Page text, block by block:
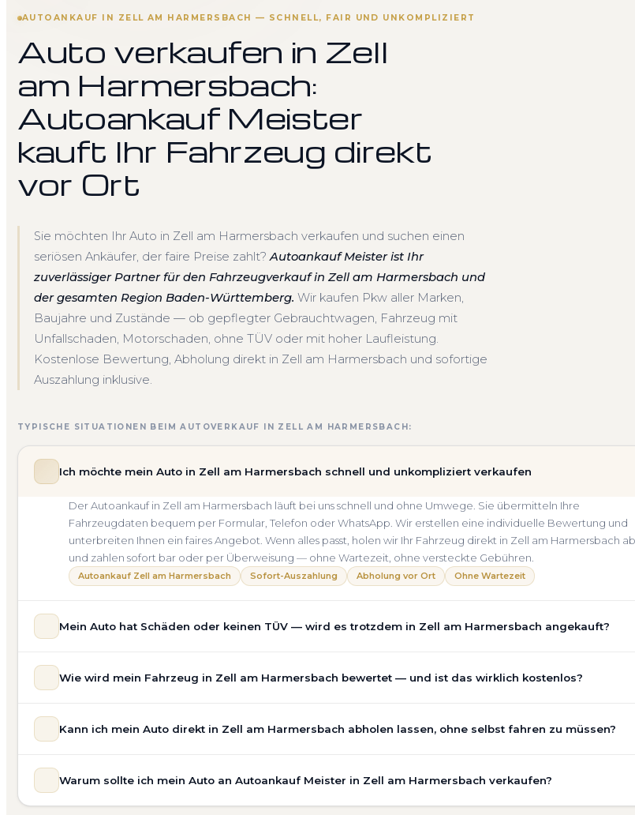
AUTOANKAUF IN ZELL AM HARMERSBACH — SCHNELL, FAIR UND UNKOMPLIZIERT
Auto verkaufen in Zell
am Harmersbach:
Autoankauf Meister
kauft Ihr Fahrzeug direkt
vor Ort
Sie möchten Ihr Auto in Zell am Harmersbach verkaufen und suchen einen
seriösen Ankäufer, der faire Preise zahlt?Autoankauf Meister ist Ihr
zuverlässiger Partner für den Fahrzeugverkauf in Zell am Harmersbach und
der gesamten Region Baden-Württemberg. Wir kaufen Pkw aller Marken,
Baujahre und Zustände — ob gepflegter Gebrauchtwagen, Fahrzeug mit
Unfallschaden, Motorschaden, ohne TÜV oder mit hoher Laufleistung.
Kostenlose Bewertung, Abholung direkt in Zell am Harmersbach und sofortige
Auszahlung inklusive.
TYPISCHE SITUATIONEN BEIM AUTOVERKAUF IN ZELL AM HARMERSBACH:
Ich möchte mein Auto in Zell am Harmersbach schnell und unkompliziert verkaufen
Der Autoankauf in Zell am Harmersbach läuft bei uns schnell und ohne Umwege. Sie übermitteln Ihre
Fahrzeugdaten bequem per Formular, Telefon oder WhatsApp. Wir erstellen eine individuelle Bewertung und
unterbreiten Ihnen ein faires Angebot. Wenn alles passt, holen wir Ihr Fahrzeug direkt in Zell am Harmersbach ab
und zahlen sofort bar oder per Überweisung — ohne Wartezeit, ohne versteckte Gebühren.
Autoankauf Zell am Harmersbach Sofort-Auszahlung Abholung vor Ort Ohne Wartezeit
Mein Auto hat Schäden oder keinen TÜV — wird es trotzdem in Zell am Harmersbach angekauft?
allgemeinem Reparaturbedarf direkt in Zell am Harmersbach an. Der Zustand Ihres Fahrzeugs fließt transparent
Unfallwagen Zell am Harmersbach Motorschaden Ohne TÜV Getriebeschaden Faire Bewertung
Wie wird mein Fahrzeug in Zell am Harmersbach bewertet — und ist das wirklich kostenlos?
unverbindlich. Wir prüfen Marke, Modell, Baujahr, Kilometerstand, Ausstattung, Pflegezustand und die aktuelle
Kostenlose Bewertung Marktwert Zell am Harmersbach Unverbindlich Seriöse Einschätzung
Kann ich mein Auto direkt in Zell am Harmersbach abholen lassen, ohne selbst fahren zu müssen?
Ihrer Adresse — egal ob zu Hause, am Arbeitsplatz oder an einem Treffpunkt Ihrer Wahl in Zell am Harmersbach
Warum sollte ich mein Auto an Autoankauf Meister in Zell am Harmersbach verkaufen?